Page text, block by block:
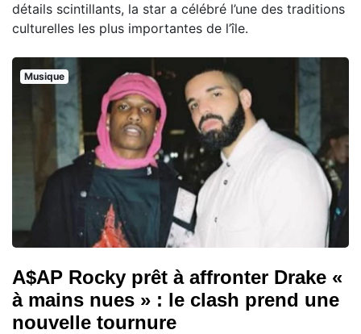
détails scintillants, la star a célébré l’une des traditions
culturelles les plus importantes de l’île.
Musique
A$AP Rocky prêt à affronter Drake «
à mains nues » : le clash prend une
nouvelle tournure